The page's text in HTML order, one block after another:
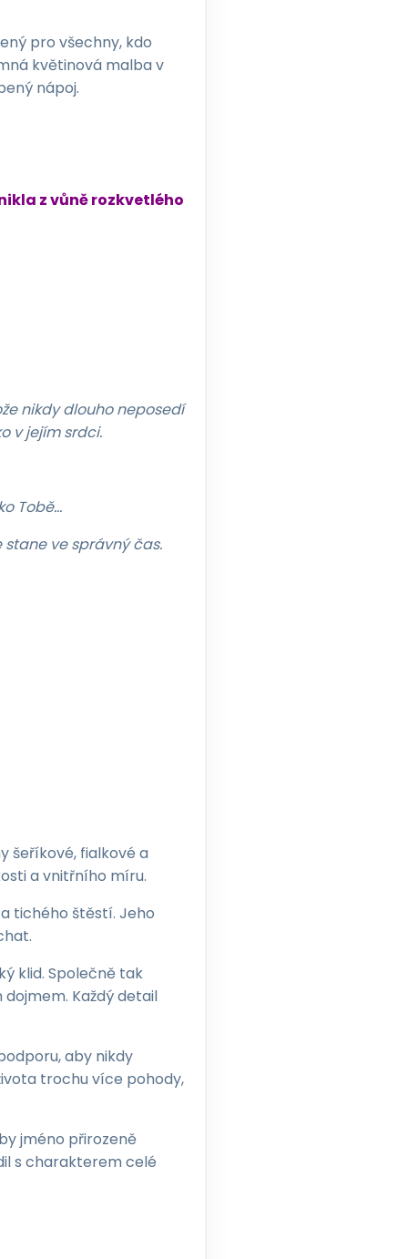
pro všechny, kdo
květinová malba v
nápoj.
z vůně rozkvetlého
nikdy dlouho neposedí
v jejím srdci.
Tobě…
stane ve správný čas.
šeříkové, fialkové a
a vnitřního míru.
tichého štěstí. Jeho
klid. Společně tak
Každý detail
aby nikdy
trochu více pohody,
jméno přirozeně
s charakterem celé